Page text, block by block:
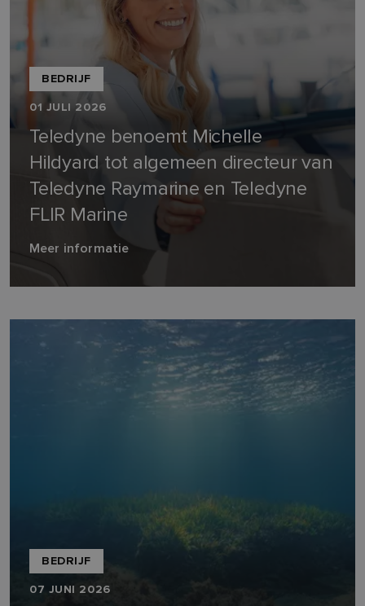
BEDRIJF
01 JULI 2026
Teledyne benoemt Michelle
Hildyard tot algemeen directeur van
Teledyne Raymarine en Teledyne
FLIR Marine
Meer informatie
BEDRIJF
07 JUNI 2026